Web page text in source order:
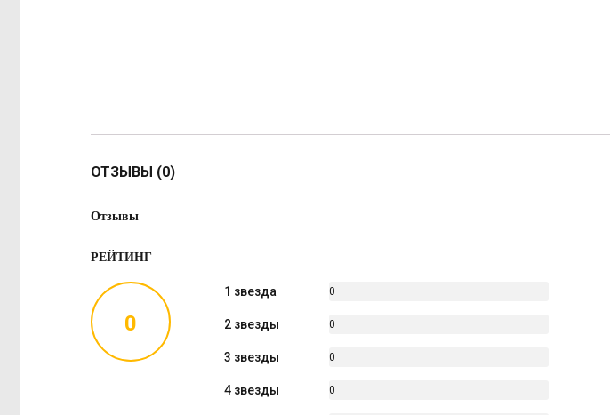
ОТЗЫВЫ (0)
Отзывы
РЕЙТИНГ
0
1 звезда
0
2 звезды
0
3 звезды
0
4 звезды
0